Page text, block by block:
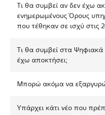
Τι θα συμβεί αν δεν έχω
ενημερωμένους Όρους
που τέθηκαν σε ισχύ στις
Τι θα συμβεί στα Ψηφιακά
έχω αποκτήσει;
Μπορώ ακόμα να
Υπάρχει κάτι νέο που